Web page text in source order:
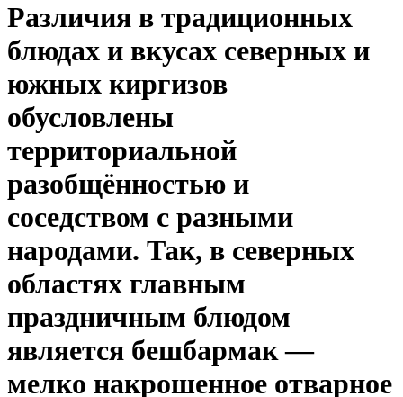
Различия в традиционных
блюдах и вкусах северных и
южных киргизов
обусловлены
территориальной
разобщённостью и
соседством с разными
народами. Так, в северных
областях главным
праздничным блюдом
является бешбармак —
мелко накрошенное отварное